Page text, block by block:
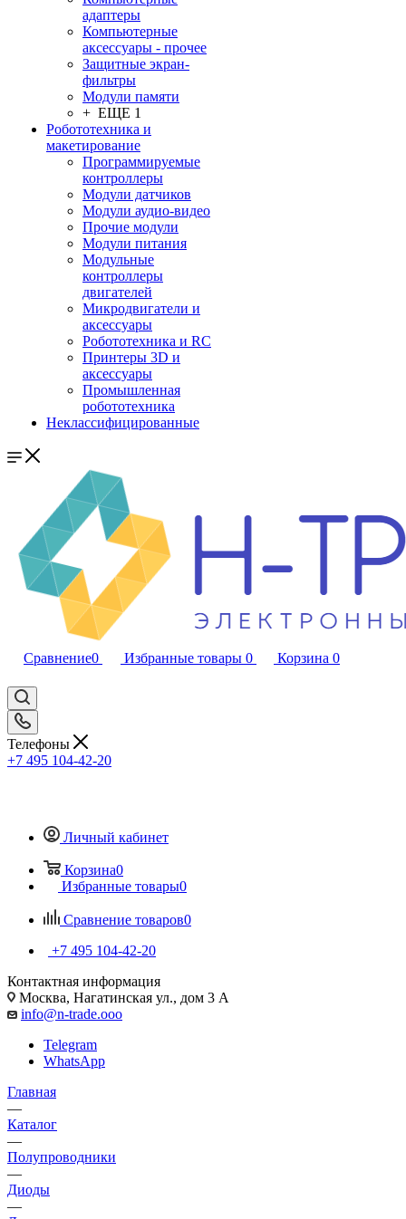
адаптеры
Компьютерные
аксессуары - прочее
Защитные экран-
фильтры
Модули памяти
+ ЕЩЕ 1
Робототехника и
макетирование
Программируемые
контроллеры
Модули датчиков
Модули аудио-видео
Прочие модули
Модули питания
Модульные
контроллеры
двигателей
Микродвигатели и
аксессуары
Робототехника и RC
Принтеры 3D и
аксессуары
Промышленная
робототехника
Неклассифицированные
Сравнение0 Избранные товары 0 Корзина 0
Телефоны
+7 495 104-42-20
Личный кабинет
Корзина0
Избранные товары0
Сравнение товаров0
+7 495 104-42-20
Контактная информация
Москва, Нагатинская ул., дом 3 А
info@n-trade.ooo
Telegram
WhatsApp
Главная
—
Каталог
—
Полупроводники
—
Диоды
—